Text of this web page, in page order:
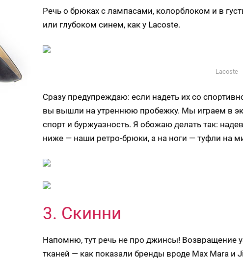
Речь о брюках с лампасами, колорблоком и в
или глубоком синем, как у Lacoste.
Lacoste
Сразу предупреждаю: если надеть их со
вы вышли на утреннюю пробежку. Мы играем в
спорт и буржуазность. Я обожаю делать так:
ниже — наши ретро-брюки, а на ноги — туфли на
3. Скинни
Напомню, тут речь не про джинсы! Возвращение
тканей — как показали бренды вроде Max Mara и